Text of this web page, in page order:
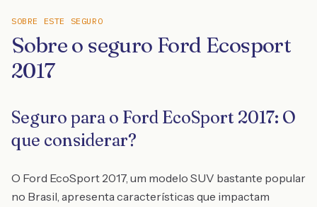
SOBRE ESTE SEGURO
Sobre o seguro Ford Ecosport
2017
Seguro para o Ford EcoSport 2017: O
que considerar?
O Ford EcoSport 2017, um modelo SUV bastante popular
no Brasil, apresenta características que impactam